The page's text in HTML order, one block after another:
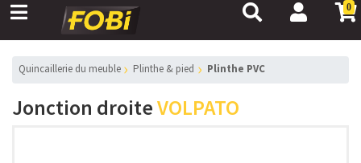
0
Quincaillerie du meuble Plinthe & pied Plinthe PVC
Jonction droiteVOLPATO